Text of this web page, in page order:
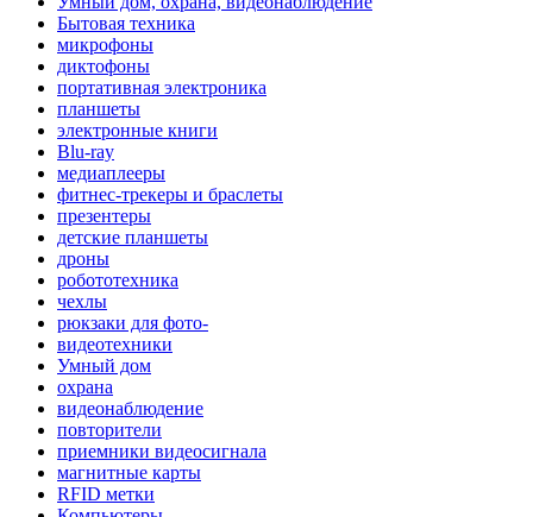
Бытовая техника
микрофоны
диктофоны
портативная электроника
планшеты
электронные книги
Blu-ray
медиаплееры
фитнес-трекеры и браслеты
презентеры
детские планшеты
дроны
робототехника
чехлы
рюкзаки для фото-
видеотехники
Умный дом
охрана
видеонаблюдение
повторители
приемники видеосигнала
магнитные карты
RFID метки